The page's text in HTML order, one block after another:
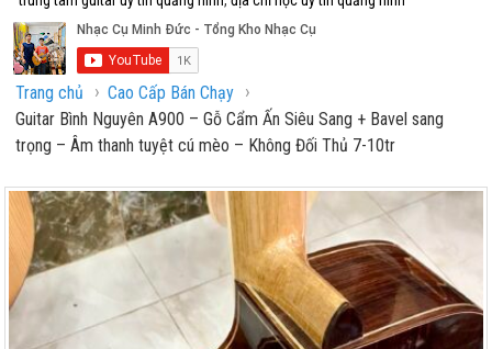
Trang chủ › Cao Cấp Bán Chạy ›
Guitar Bình Nguyên A900 – Gỗ Cẩm Ấn Siêu Sang + Bavel sang
trọng – Âm thanh tuyệt cú mèo – Không Đối Thủ 7-10tr